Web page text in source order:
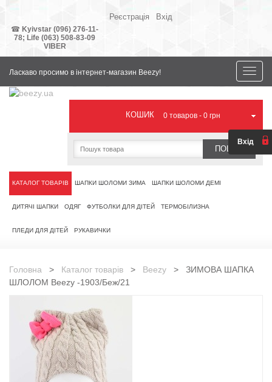
Реєстрація Вхід
☎ Kyivstar (096) 276-11-
78; Life (063) 508-83-09
VIBER
Ласкаво просимо в інтернет-магазин Beezy!
Toggle
КОШИК 0 товаров - 0 грн
ПОШУК
КАТАЛОГ ТОВАРІВ ШАПКИ ШОЛОМИ ЗИМА ШАПКИ ШОЛОМИ ДЕМІ
ДИТЯЧІ ШАПКИ ОДЯГ ФУТБОЛКИ ДЛЯ ДІТЕЙ ТЕРМОБІЛИЗНА
ПЛЕДИ ДЛЯ ДІТЕЙ РУКАВИЧКИ
Головна > Каталог товарів > Beezy > ЗИМОВА ШАПКА
ШЛОЛОМ Beezy -1903/Беж/21
Вхід